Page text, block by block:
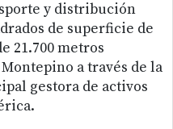
y distribución
de superficie de
21.700 metros
a través de la
gestora de activos